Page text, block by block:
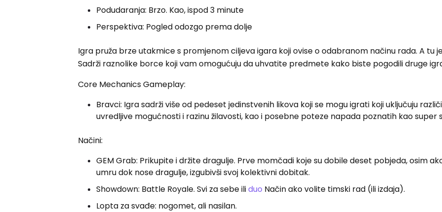
Podudaranja: Brzo. Kao, ispod 3 minute
Perspektiva: Pogled odozgo prema dolje
Igra pruža brze utakmice s promjenom ciljeva igara koji ovise o odabranom načinu rada. A tu
Sadrži raznolike borce koji vam omogućuju da uhvatite predmete kako biste pogodili druge
Core Mechanics Gameplay:
Bravci: Igra sadrži više od pedeset jedinstvenih likova koji se mogu igrati koji uključuju
uvredljive mogućnosti i razinu žilavosti, kao i posebne poteze napada poznatih kao super
Načini:
GEM Grab: Prikupite i držite dragulje. Prve momčadi koje su dobile deset pobjeda, osim
umru dok nose dragulje, izgubivši svoj kolektivni dobitak.
Showdown: Battle Royale. Svi za sebe iliduo Način ako volite timski rad (ili izdaja).
Lopta za svađe: nogomet, ali nasilan.